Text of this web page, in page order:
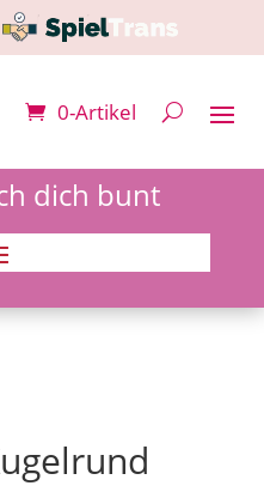
0-Artikel
dich bunt